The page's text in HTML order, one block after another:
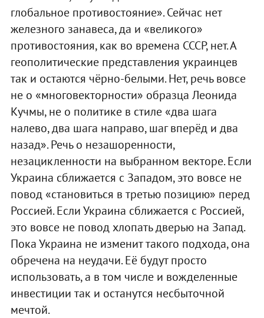
глобальное противостояние». Сейчас нет
железного занавеса, да и «великого»
противостояния, как во времена СССР, нет. А
геополитические представления украинцев
так и остаются чёрно-белыми. Нет, речь вовсе
не о «многовекторности» образца Леонида
Кучмы, не о политике в стиле «два шага
налево, два шага направо, шаг вперёд и два
назад». Речь о незашоренности,
незацикленности на выбранном векторе. Если
Украина сближается с Западом, это вовсе не
повод «становиться в третью позицию» перед
Россией. Если Украина сближается с Россией,
это вовсе не повод хлопать дверью на Запад.
Пока Украина не изменит такого подхода, она
обречена на неудачи. Её будут просто
использовать, а в том числе и вожделенные
инвестиции так и останутся несбыточной
мечтой.